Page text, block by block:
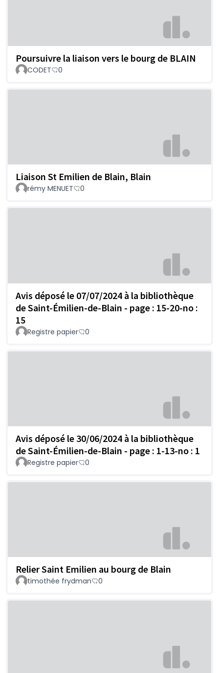
Poursuivre la liaison vers le bourg de BLAIN
CODET 0
Liaison St Emilien de Blain, Blain
rémy MENUET 0
Avis déposé le 07/07/2024 à la bibliothèque
de Saint-Émilien-de-Blain - page : 15-20-no :
15
Registre papier 0
Avis déposé le 30/06/2024 à la bibliothèque
de Saint-Émilien-de-Blain - page : 1-13-no : 1
Registre papier 0
Relier Saint Emilien au bourg de Blain
timothée frydman 0